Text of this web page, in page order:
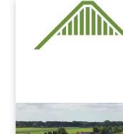
Videospeler